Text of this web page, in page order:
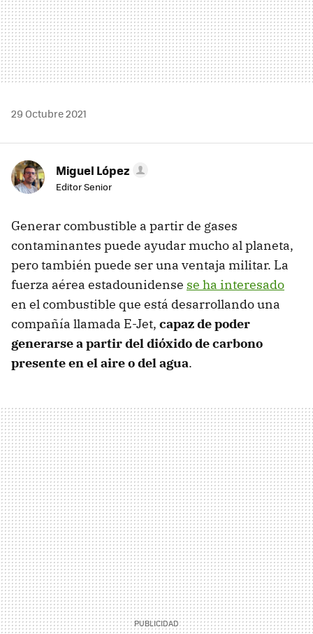
29 Octubre 2021
Miguel López
Editor Senior
Generar combustible a partir de gases
contaminantes puede ayudar mucho al planeta,
pero también puede ser una ventaja militar. La
fuerza aérea estadounidense se ha interesado
en el combustible que está desarrollando una
compañía llamada E-Jet, capaz de poder
generarse a partir del dióxido de carbono
presente en el aire o del agua.